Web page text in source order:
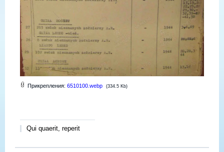
Прикрепления: 6510100.webp (334.5 Kb)
Qui quaerit, reperit